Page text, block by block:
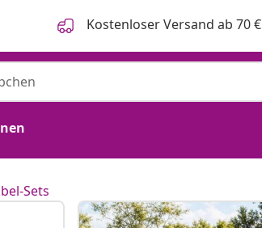
Kostenloser Versand ab 70 €
Sets